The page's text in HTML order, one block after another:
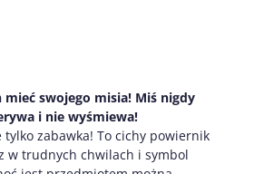
swojego misia! Miś nigdy
i nie wyśmiewa!
tylko zabawka! To cichy powiernik
w trudnych chwilach i symbol